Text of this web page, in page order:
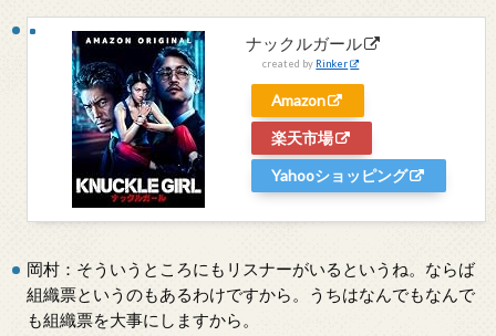
ナックルガール
created by Rinker
Amazon
楽天市場
Yahooショッピング
岡村：そういうところにもリスナーがいるというね。ならば
組織票というのもあるわけですから。うちはなんでもなんで
も組織票を大事にしますから。